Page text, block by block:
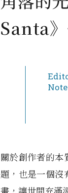
Santa
Note
關於創作者的本
題，也是一個沒